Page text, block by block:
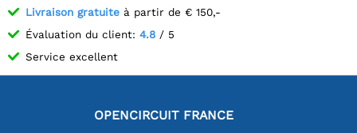
Livraison gratuite à partir de € 150,-
Évaluation du client: 4.8 / 5
Service excellent
OPENCIRCUIT FRANCE